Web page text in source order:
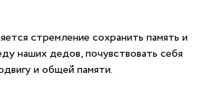
стремление сохранить память и
наших дедов, почувствовать себя
и общей памяти.